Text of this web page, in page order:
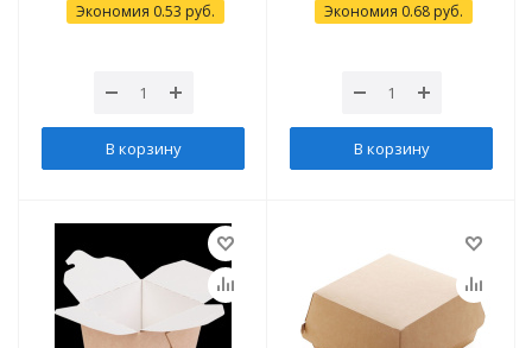
Экономия 0.53 руб.
В корзину
Экономия 0.68руб.
В корзину